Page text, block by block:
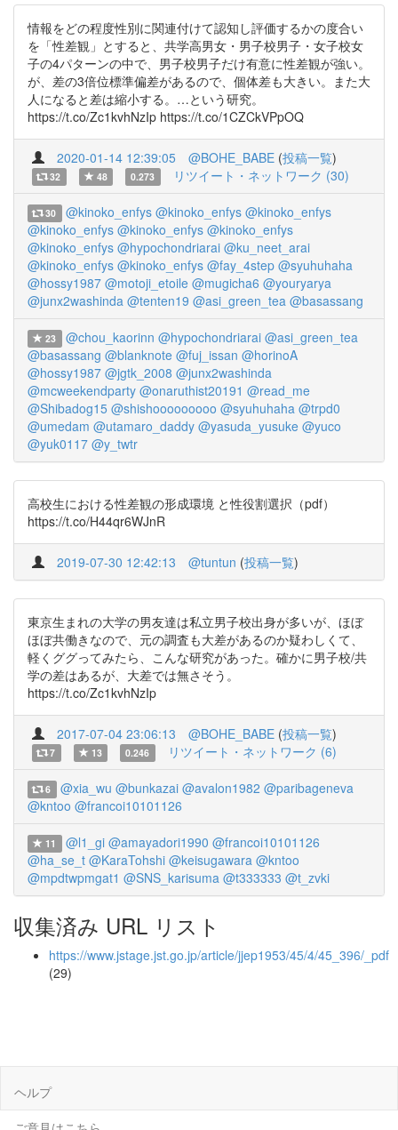
情報をどの程度性別に関連付けて認知し評価するかの度合い
を「性差観」とすると、共学高男女・男子校男子・女子校女
子の4パターンの中で、男子校男子だけ有意に性差観が強い。
が、差の3倍位標準偏差があるので、個体差も大きい。また大
人になると差は縮小する。…という研究。
https://t.co/Zc1kvhNzIp https://t.co/1CZCkVPpOQ
2020-01-14 12:39:05 @BOHE_BABE (投稿一覧)
32 48 0.273 リツイート・ネットワーク (30)
30 @kinoko_enfys @kinoko_enfys @kinoko_enfys
@kinoko_enfys @kinoko_enfys @kinoko_enfys
@kinoko_enfys @hypochondriarai @ku_neet_arai
@kinoko_enfys @kinoko_enfys @fay_4step @syuhuhaha
@hossy1987 @motoji_etoile @mugicha6 @youryarya
@junx2washinda @tenten19 @asi_green_tea @basassang
23 @chou_kaorinn @hypochondriarai @asi_green_tea
@basassang @blanknote @fuj_issan @horinoA
@hossy1987 @jgtk_2008 @junx2washinda
@mcweekendparty @onaruthist20191 @read_me
@Shibadog15 @shishooooooooo @syuhuhaha @trpd0
@umedam @utamaro_daddy @yasuda_yusuke @yuco
@yuk0117 @y_twtr
高校生における性差観の形成環境 と性役割選択（pdf）
https://t.co/H44qr6WJnR
2019-07-30 12:42:13 @tuntun (投稿一覧)
東京生まれの大学の男友達は私立男子校出身が多いが、ほぼ
ほぼ共働きなので、元の調査も大差があるのか疑わしくて、
軽くググってみたら、こんな研究があった。確かに男子校/共
学の差はあるが、大差では無さそう。
https://t.co/Zc1kvhNzIp
2017-07-04 23:06:13 @BOHE_BABE (投稿一覧)
7 13 0.246 リツイート・ネットワーク (6)
6 @xia_wu @bunkazai @avalon1982 @paribageneva
@kntoo @francoi10101126
11 @l1_gi @amayadori1990 @francoi10101126
@ha_se_t @KaraTohshi @keisugawara @kntoo
@mpdtwpmgat1 @SNS_karisuma @t333333 @t_zvki
収集済み URL リスト
https://www.jstage.jst.go.jp/article/jjep1953/45/4/45_396/_pdf
(29)
ヘルプ